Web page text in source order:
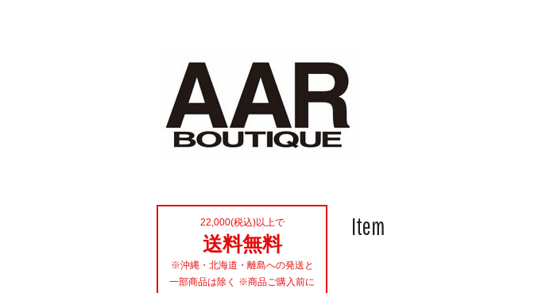
Item
22,000(税込)以上で
送料無料
※沖縄・北海道・離島への発送と
一部商品は除く ※商品ご購入前に